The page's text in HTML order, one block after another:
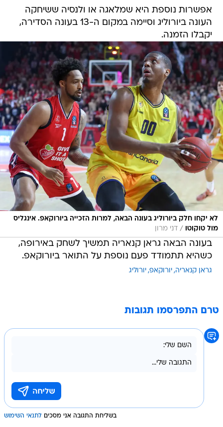
אפשרות נוספת היא שמלאגה או ולנסיה ששיחקה
העונה ביורוליג וסיימה במקום ה-13 בעונה הסדירה,
יקבלו הזמנה.
לא יקחו חלק ביורוליג בעונה הבאה, למרות הזכייה ביורוקאפ. אינגליס
מול טוקוטו
/ דני מרון
בעונה הבאה גראן קנאריה תמשיך לשחק באירופה,
כשהיא תתמודד פעם נוספת על התואר ביורוקאפ.
גראן קנאריה יורוקאפ יורוליג
טרם התפרסמו תגובות
בשליחת התגובה אני מסכים לתנאי השימוש